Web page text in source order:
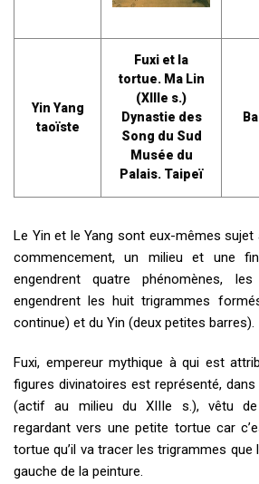
Yin Yang
taoïste
Fuxi et la
tortue. Ma Lin
(XIIIe s.)
Dynastie des
Song du Sud
Musée du
Palais. Taipeï
Le Yin et le Yang sont eux-mêmes
commencement, un milieu et une
engendrent quatre phénomènes,
engendrent les huit trigrammes
continue) et du Yin (deux petites barres).
Fuxi, empereur mythique à qui est
figures divinatoires est représenté,
(actif au milieu du XIIIe s.), vêtu de
regardant vers une petite tortue car
tortue qu’il va tracer les trigrammes que
gauche de la peinture.